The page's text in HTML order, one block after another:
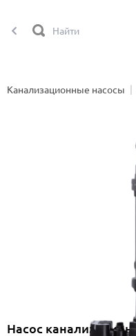
Канализационные насосы
Насос